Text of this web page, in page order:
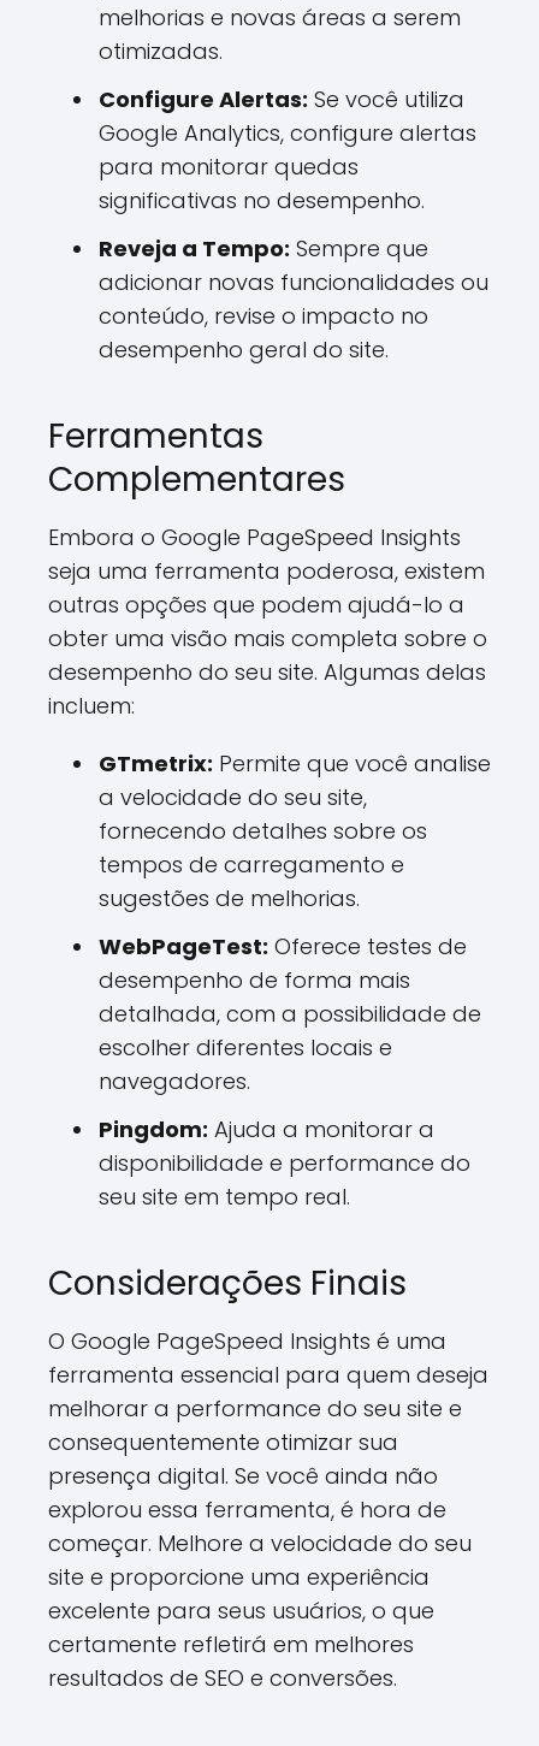
melhorias e novas áreas a serem
otimizadas.
Configure Alertas: Se você utiliza
Google Analytics, configure alertas
para monitorar quedas
significativas no desempenho.
Reveja a Tempo: Sempre que
adicionar novas funcionalidades ou
conteúdo, revise o impacto no
desempenho geral do site.
Ferramentas
Complementares
Embora o Google PageSpeed Insights
seja uma ferramenta poderosa, existem
outras opções que podem ajudá-lo a
obter uma visão mais completa sobre o
desempenho do seu site. Algumas delas
incluem:
GTmetrix: Permite que você analise
a velocidade do seu site,
fornecendo detalhes sobre os
tempos de carregamento e
sugestões de melhorias.
WebPageTest: Oferece testes de
desempenho de forma mais
detalhada, com a possibilidade de
escolher diferentes locais e
navegadores.
Pingdom: Ajuda a monitorar a
disponibilidade e performance do
seu site em tempo real.
Considerações Finais
O Google PageSpeed Insights é uma
ferramenta essencial para quem deseja
melhorar a performance do seu site e
consequentemente otimizar sua
presença digital. Se você ainda não
explorou essa ferramenta, é hora de
começar. Melhore a velocidade do seu
site e proporcione uma experiência
excelente para seus usuários, o que
certamente refletirá em melhores
resultados de SEO e conversões.